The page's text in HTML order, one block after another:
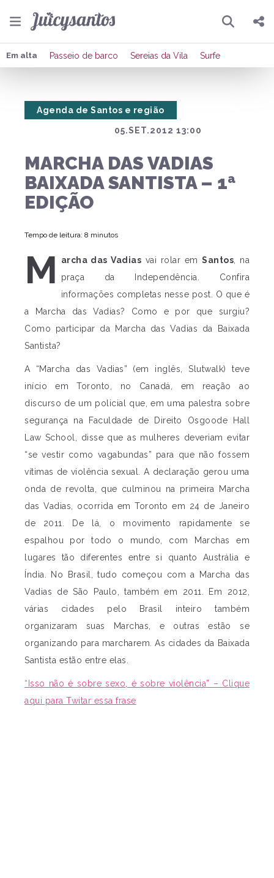
Pesquisar
Compartilhar
Publicar no X
Em alta Passeio de barco Sereias da Vila Surfe
05.SET.2012 13:00
Agenda de Santos e região
MARCHA DAS VADIAS
BAIXADA SANTISTA – 1ª
EDIÇÃO
Tempo de leitura: 8 minutos
M archa das Vadias vai rolar emSantos , na
praça da Independência. Confira
informações completas nesse post. O que é
a Marcha das Vadias? Como e por que surgiu?
Como participar da Marcha das Vadias da Baixada
Santista?
A “Marcha das Vadias” (em inglês, Slutwalk) teve
início em Toronto, no Canadá, em reação ao
discurso de um policial que, em uma palestra sobre
segurança na Faculdade de Direito Osgoode Hall
Law School, disse que as mulheres deveriam evitar
“se vestir como vagabundas” para que não fossem
vítimas de violência sexual. A declaração gerou uma
onda de revolta, que culminou na primeira Marcha
das Vadias, ocorrida em Toronto em 24 de Janeiro
de 2011. De lá, o movimento rapidamente se
espalhou por todo o mundo, com Marchas em
lugares tão diferentes entre si quanto Austrália e
Índia. No Brasil, tudo começou com a Marcha das
Vadias de São Paulo, também em 2011. Em 2012,
várias cidades pelo Brasil inteiro também
organizaram suas Marchas, e outras estão se
organizando para marcharem. As cidades da Baixada
Santista estão entre elas.
“Isso não é sobre sexo, é sobre violência” – Clique
aqui para Twitar essa frase